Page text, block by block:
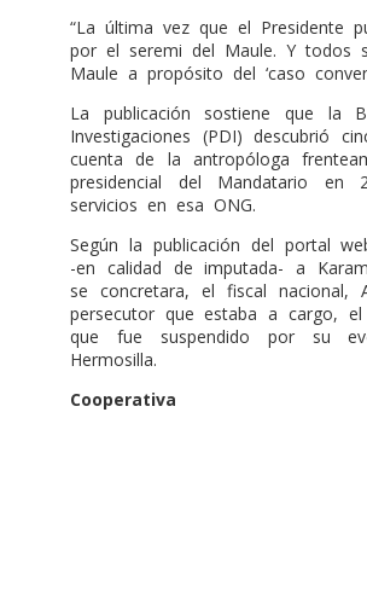
“La última vez que el Presidente
por el seremi del Maule. Y todos
Maule a propósito del ‘caso
La publicación sostiene que la
Investigaciones (PDI) descubrió
cuenta de la antropóloga
presidencial del Mandatario
servicios en esa ONG.
Según la publicación del portal
-en calidad de imputada- a
se concretara, el fiscal nacional,
persecutor que estaba a cargo,
que fue suspendido por su
Hermosilla.
Cooperativa